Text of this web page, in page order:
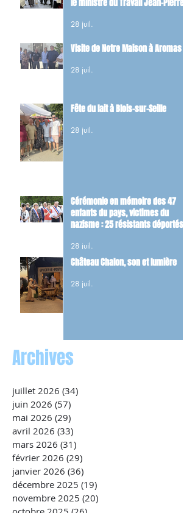
le ministre du Travail Jean-Pierre
28 juil.
Visite de Notre Maison à Aromas
28 juil.
Fête du lait à Blois-sur-Seille
28 juil.
Cérémonie en mémoire des 47
enfants du pays, victimes du
nazisme : 25 résistants déportés
maquis.
28 juil.
Château Chalon, son et lumière
28 juil.
Archives
juillet 2026 (34)
juin 2026 (57)
mai 2026 (29)
avril 2026 (33)
mars 2026 (31)
février 2026 (29)
janvier 2026 (36)
décembre 2025 (19)
novembre 2025 (20)